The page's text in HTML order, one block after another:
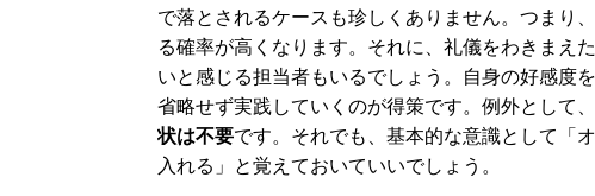
で落とされるケースも珍しくありません。つまり
る確率が高くなります。それに、礼儀をわきまえ
いと感じる担当者もいるでしょう。自身の好感度
省略せず実践していくのが得策です。例外として、
状は不要です。それでも、基本的な意識として「
入れる」と覚えておいていいでしょう。